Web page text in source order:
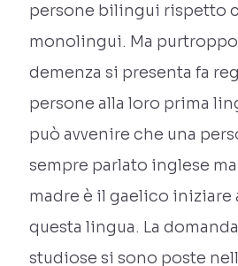
persone bilingui rispetto
monolingui. Ma
demenza si presenta fa
persone alla loro prima
può avvenire che una
sempre parlato inglese
madre è il gaelico iniziare
questa lingua. La
studiose si sono poste